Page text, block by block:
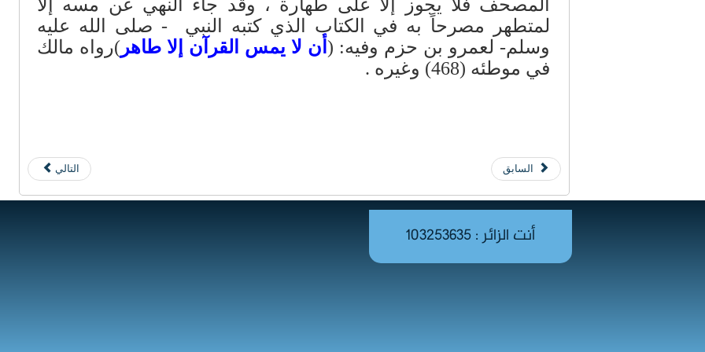
المصحف فلا يجوز إلا على طهارة ، وقد جاء النهي عن مسه إلا
لمتطهر مصرحاً به في الكتاب الذي كتبه النبي - صلى الله عليه
وسلم- لعمرو بن حزم وفيه: (أن لا يمس القرآن إلا طاهر )رواه مالك
في موطئه (468) وغيره .
السابق التالي
أنت الزائر : 103253635